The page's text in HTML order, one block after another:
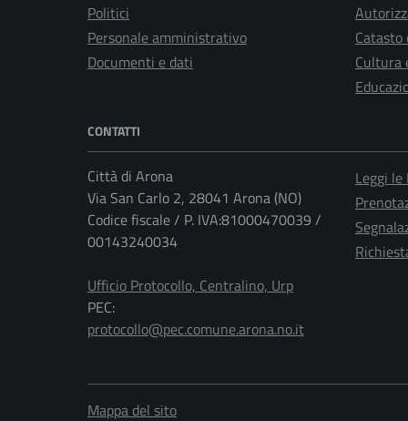
Politici
Personale amministrativo
Documenti e dati
Cultura
CONTATTI
Città di Arona
Via San Carlo 2, 28041 Arona (NO)
Codice fiscale / P. IVA:81000470039 /
00143240034
Ufficio Protocollo, Centralino, Urp
PEC:
protocollo@pec.comune.arona.no.it
Leggi le
Mappa del sito